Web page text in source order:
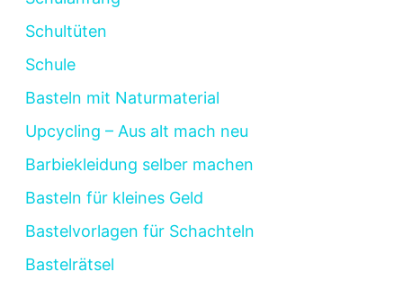
Schultüten
Schule
Basteln mit Naturmaterial
Upcycling – Aus alt mach neu
Barbiekleidung selber machen
Basteln für kleines Geld
Bastelvorlagen für Schachteln
Bastelrätsel